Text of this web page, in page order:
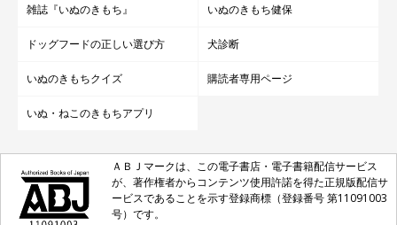
雑誌『いぬのきもち』 いぬのきもち健保
ドッグフードの正しい選び方 犬診断
いぬのきもちクイズ 購読者専用ページ
いぬ・ねこのきもちアプリ
ＡＢＪマークは、この電子書店・電子書籍配信サービス
が、著作権者からコンテンツ使用許諾を得た正規版配信サ
ービスであることを示す登録商標（登録番号 第11091003
号）です。